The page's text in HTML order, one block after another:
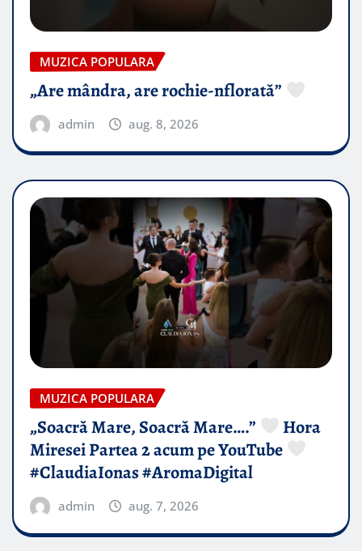
MUZICA POPULARA
„Are mândra, are rochie-nflorată”
admin aug. 8, 2026
MUZICA POPULARA
„Soacră Mare, Soacră Mare….”
Hora
Miresei Partea 2 acum pe YouTube
#ClaudiaIonas #AromaDigital
admin aug. 7, 2026